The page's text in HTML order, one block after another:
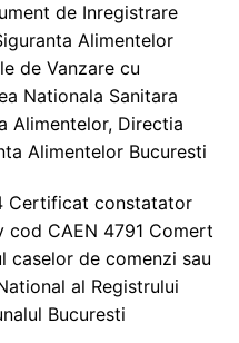
de Inregistrare
Alimentelor
de Vanzare cu
Nationala Sanitara
Alimentelor, Directia
Alimentelor Bucuresti
Certificat constatator
cod CAEN 4791 Comert
caselor de comenzi sau
al Registrului
Bucuresti